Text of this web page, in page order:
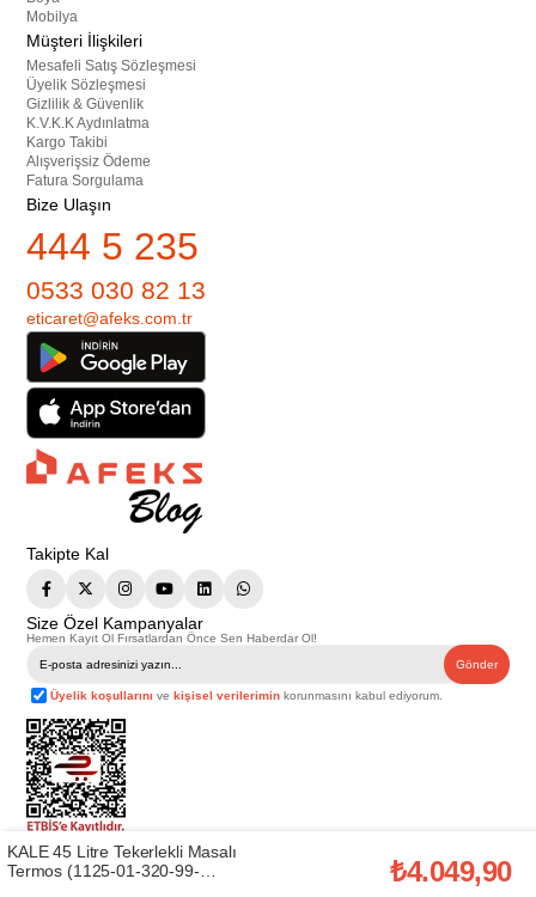
Mobilya
Müşteri İlişkileri
Mesafeli Satış Sözleşmesi
Üyelik Sözleşmesi
Gizlilik & Güvenlik
K.V.K.K Aydınlatma
Kargo Takibi
Alışverişsiz Ödeme
Fatura Sorgulama
Bize Ulaşın
444 5 235
0533 030 82 13
eticaret@afeks.com.tr
Takipte Kal
Size Özel Kampanyalar
Hemen Kayıt Ol Fırsatlardan Önce Sen Haberdar Ol!
Gönder
Üyelik koşullarını vekişisel verilerimin korunmasını kabul ediyorum.
Telif Hakkı © 2026Afeks Yapı Market
. Tüm hakları saklıdır.
Bu web sitesindeki tüm ürünler ticari amaçlıdır. Web sitemizde yer alan
görsel ve yazılı içerikler firmamıza ait olup, firmamızın yazılı izni alınmadan
KALE 45 Litre Tekerlekli Masalı
Termos (1125-01-320-99-
₺4.049,90